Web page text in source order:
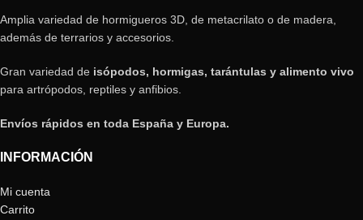
Amplia variedad de hormigueros 3D, de metacrilato o de madera,
además de terrarios y accesorios.
Gran variedad de isópodos, hormigas, tarántulas y alimento vivo
para artrópodos, reptiles y anfibios.
Envíos rápidos en toda España y Europa.
INFORMACIÓN
Mi cuenta
Carrito